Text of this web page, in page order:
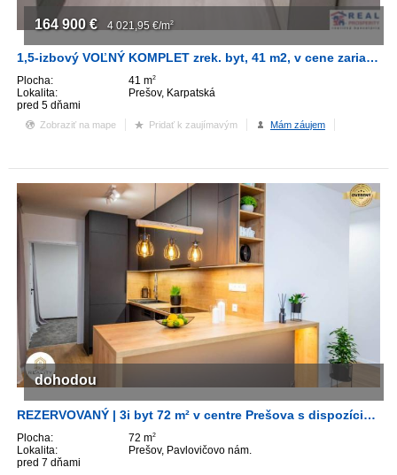
1,5-izbový VOĽNÝ KOMPLET zrek. byt, 41 m2, v cene zariadenie - SEKČOV
Plocha: 41 m2
Lokalita:
Prešov, Karpatská
pred 5 dňami
164 900 € 4 021,95 €/m2
Zobraziť na mape Pridať k zaujímavým Mám záujem
REZERVOVANÝ | 3i byt 72 m² v centre Prešova s dispozíciou RD
Plocha: 72 m2
Lokalita:
Prešov, Pavlovičovo nám.
pred 7 dňami
dohodou